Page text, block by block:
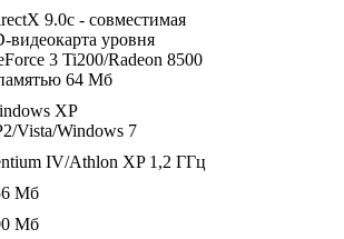
9.0с - совместимая
видеокарта уровня
3 Ti200/Radeon 8500
64 Мб
XP
Vista/Windows 7
IV/Athlon XP 1,2 ГГц
Мб
Мб